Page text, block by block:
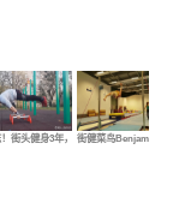
！街头健身3年，…街健菜鸟Benjamin的…